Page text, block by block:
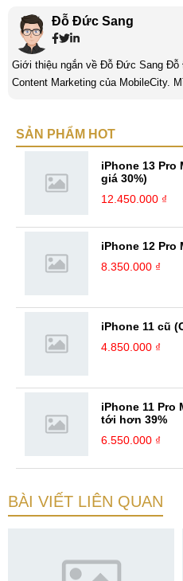
Đỗ Đức Sang
Giới thiệu ngắn về Đỗ Đức Sang Đỗ Đức Sang là Trưởng Phòng
Content Marketing của MobileCity.
bản thân Đỗ Đức Sang, viết chính
SẢN PHẨM HOT
iPhone 13 Pro
giá 30%)
12.450.000 ₫
iPhone 12 Pro
8.350.000 ₫
iPhone 11 cũ
4.850.000 ₫
iPhone 11 Pro
tới hơn 39%
6.550.000 ₫
BÀI VIẾT LIÊN QUAN